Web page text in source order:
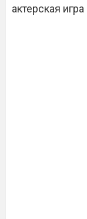
актерская